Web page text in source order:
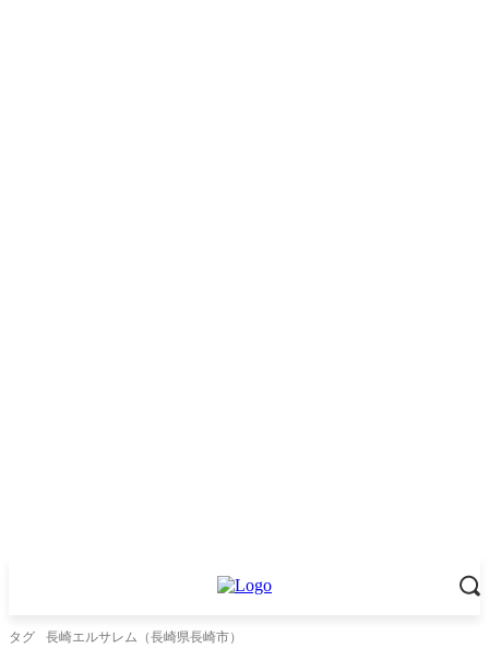
タグ 長崎エルサレム（長崎県長崎市）